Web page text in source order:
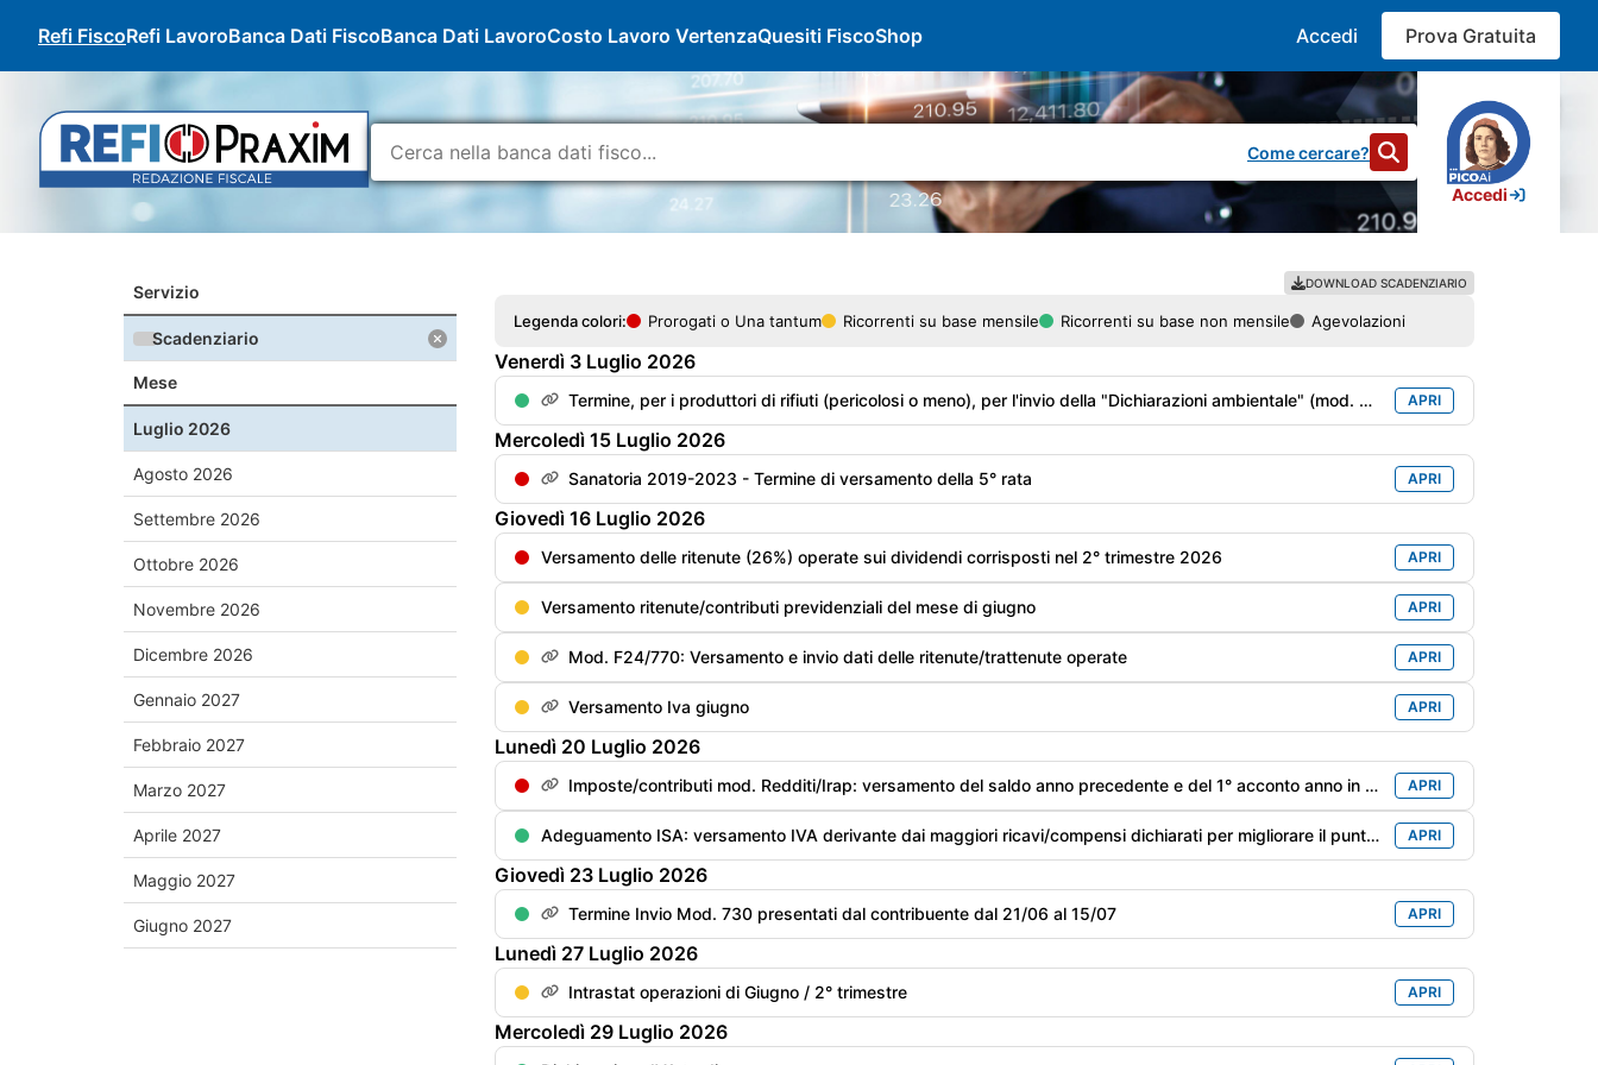
Refi FiscoRefi LavoroBanca Dati FiscoBanca Dati LavoroCosto Lavoro VertenzaQuesiti FiscoShop Accedi Prova Gratuita
Come cercare?
Accedi
Servizio
Scadenziario
Mese
Luglio 2026
Agosto 2026
Settembre 2026
Ottobre 2026
Novembre 2026
Dicembre 2026
Gennaio 2027
Febbraio 2027
Marzo 2027
Aprile 2027
Maggio 2027
Giugno 2027
DOWNLOAD SCADENZIARIO
Legenda colori: Prorogati o Una tantum Ricorrenti su base mensile Ricorrenti su base non mensile Agevolazioni
Venerdì 3 Luglio 2026
Termine, per i produttori di rifiuti (pericolosi o meno), per l'invio della "Dichiarazioni ambientale" (mod. MUD) con riferimento all'anno precedente APRI
Mercoledì 15 Luglio 2026
Sanatoria 2019-2023 - Termine di versamento della 5° rata APRI
Giovedì 16 Luglio 2026
Versamento delle ritenute (26%) operate sui dividendi corrisposti nel 2° trimestre 2026 APRI
Versamento ritenute/contributi previdenziali del mese di giugno APRI
Mod. F24/770: Versamento e invio dati delle ritenute/trattenute operate APRI
Versamento Iva giugno APRI
Lunedì 20 Luglio 2026
Imposte/contributi mod. Redditi/Irap: versamento del saldo anno precedente e del 1° acconto anno in corso con la magg. dello 0,4% APRI
Adeguamento ISA: versamento IVA derivante dai maggiori ricavi/compensi dichiarati per migliorare il punteggio ISA con maggiorazione dello 0,40% APRI
Giovedì 23 Luglio 2026
Termine Invio Mod. 730 presentati dal contribuente dal 21/06 al 15/07 APRI
Lunedì 27 Luglio 2026
Intrastat operazioni di Giugno / 2° trimestre APRI
Mercoledì 29 Luglio 2026